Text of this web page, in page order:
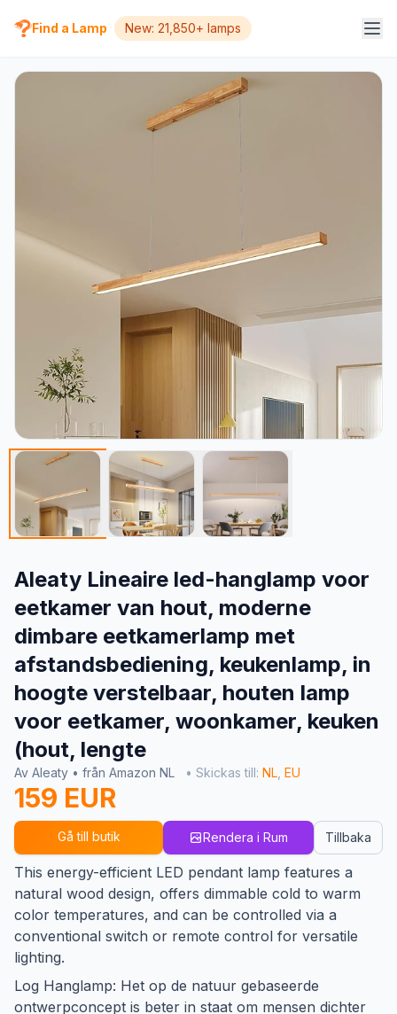
Find a Lamp New: 21,850+ lamps
Aleaty Lineaire led-hanglamp voor
eetkamer van hout, moderne
dimbare eetkamerlamp met
afstandsbediening, keukenlamp, in
hoogte verstelbaar, houten lamp
voor eetkamer, woonkamer, keuken
(hout, lengte
Av Aleaty • från Amazon NL • Skickas till: NL EU
159 EUR
Gå till butik Rendera i Rum Tillbaka
This energy-efficient LED pendant lamp features a
natural wood design, offers dimmable cold to warm
color temperatures, and can be controlled via a
conventional switch or remote control for versatile
lighting.
Log Hanglamp: Het op de natuur gebaseerde
ontwerpconcept is beter in staat om mensen dichter